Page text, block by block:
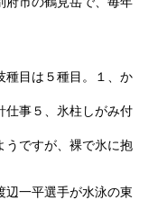
種目は５種目。１、か
仕事５、氷柱しがみ付
うですが、裸で氷に抱
辺一平選手が水泳の東